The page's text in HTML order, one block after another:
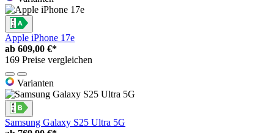
Apple iPhone 17e
ab 609,00 €*
169 Preise vergleichen
Varianten
Samsung Galaxy S25 Ultra 5G